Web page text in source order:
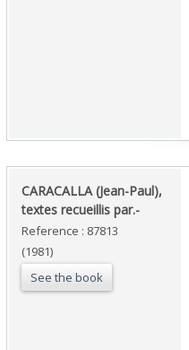
‎CARACALLA (Jean-Paul),
textes recueillis par.-‎
Reference : 87813
(1981)
See the book